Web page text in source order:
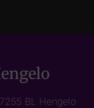
BL Hengelo